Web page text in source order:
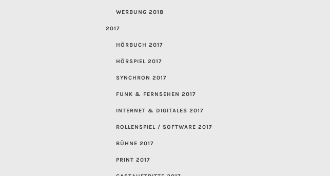
WERBUNG 2018
2017
HÖRBUCH 2017
HÖRSPIEL 2017
SYNCHRON 2017
FUNK & FERNSEHEN 2017
INTERNET & DIGITALES 2017
ROLLENSPIEL / SOFTWARE 2017
BÜHNE 2017
PRINT 2017